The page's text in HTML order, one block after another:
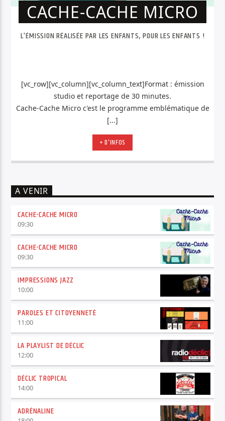
CACHE-CACHE MICRO
L'ÉMISSION RÉALISÉE PAR LES ENFANTS, POUR LES ENFANTS !
[vc_row][vc_column][vc_column_text]Format : émission
studio et reportage de 30 minutes.
Cache-Cache Micro c'est le programme emblématique de
[...]
+ D'INFOS
A VENIR
CACHE-CACHE MICRO
09:30
CACHE-CACHE MICRO
09:30
IMPRESSIONS JAZZ
10:00
PAROLES ET CITOYENNETÉ
11:00
LA PLAYLIST DE DÉCLIC
12:00
DÉCLIC TROPICAL
14:00
ADRÉNALINE